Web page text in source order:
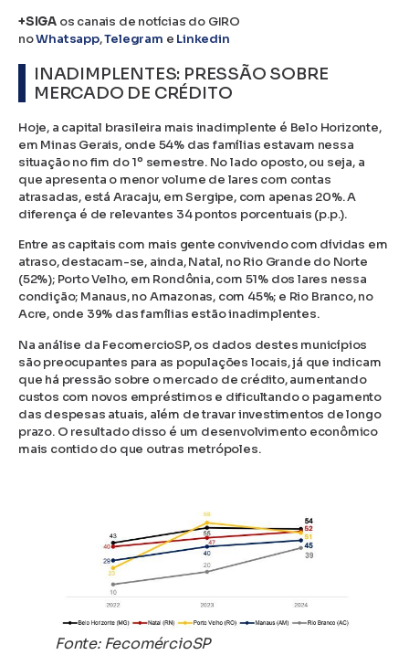
+SIGA os canais de notícias do GIRO
noWhatsapp,Telegram e Linkedin
INADIMPLENTES: PRESSÃO SOBRE
MERCADO DE CRÉDITO
Hoje, a capital brasileira mais inadimplente é Belo Horizonte,
em Minas Gerais, onde 54% das famílias estavam nessa
situação no fim do 1º semestre. No lado oposto, ou seja, a
que apresenta o menor volume de lares com contas
atrasadas, está Aracaju, em Sergipe, com apenas 20%. A
diferença é de relevantes 34 pontos porcentuais (p.p.).
Entre as capitais com mais gente convivendo com dívidas em
atraso, destacam-se, ainda, Natal, no Rio Grande do Norte
(52%); Porto Velho, em Rondônia, com 51% dos lares nessa
condição; Manaus, no Amazonas, com 45%; e Rio Branco, no
Acre, onde 39% das famílias estão inadimplentes.
Na análise da FecomercioSP, os dados destes municípios
são preocupantes para as populações locais, já que indicam
que há pressão sobre o mercado de crédito, aumentando
custos com novos empréstimos e dificultando o pagamento
das despesas atuais, além de travar investimentos de longo
prazo. O resultado disso é um desenvolvimento econômico
mais contido do que outras metrópoles.
Fonte: FecomércioSP